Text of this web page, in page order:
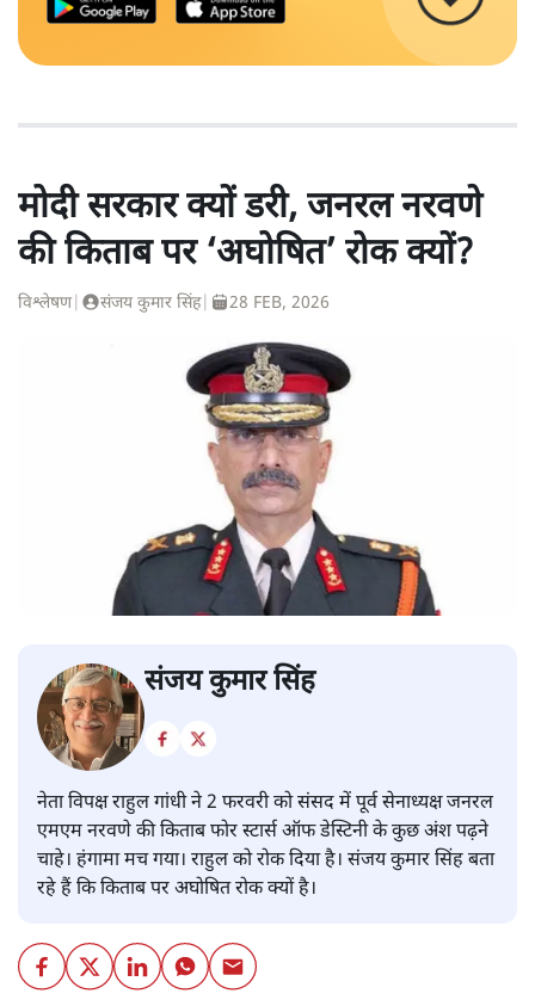
मोदी सरकार क्यों डरी, जनरल नरवणे
की किताब पर ‘अघोषित’ रोक क्यों?
विश्लेषण| संजय कुमार सिंह| 28 FEB, 2026
संजय कुमार सिंह
नेता विपक्ष राहुल गांधी ने 2 फरवरी को संसद में पूर्व सेनाध्यक्ष जनरल
एमएम नरवणे की किताब फोर स्टार्स ऑफ डेस्टिनी के कुछ अंश पढ़ने
चाहे। हंगामा मच गया। राहुल को रोक दिया है। संजय कुमार सिंह बता
रहे हैं कि किताब पर अघोषित रोक क्यों है।